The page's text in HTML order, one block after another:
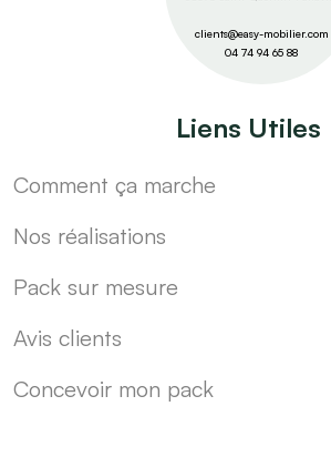
clients@easy-mobilier.com
04 74 94 65 88
Liens Utiles
Comment ça marche
Nos réalisations
Pack sur mesure
Avis clients
Concevoir mon pack